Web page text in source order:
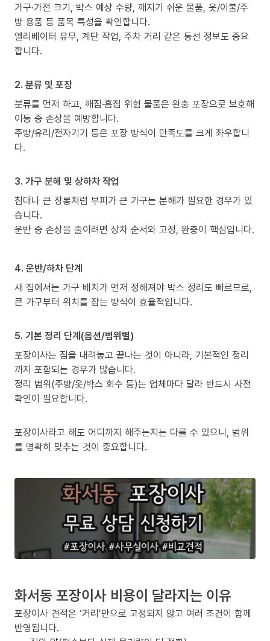
가구·가전 크기, 박스 예상 수량, 깨지기 쉬운 물품, 옷/이불/주
방 용품 등 품목 특성을 확인합니다.
엘리베이터 유무, 계단 작업, 주차 거리 같은 동선 정보도 중요
합니다.
2. 분류 및 포장
분류를 먼저 하고, 깨짐·흠집 위험 물품은 완충 포장으로 보호해
이동 중 손상을 예방합니다.
주방/유리/전자기기 등은 포장 방식이 만족도를 크게 좌우합니
다.
3. 가구 분해 및 상하차 작업
침대나 큰 장롱처럼 부피가 큰 가구는 분해가 필요한 경우가 있
습니다.
운반 중 손상을 줄이려면 상차 순서와 고정, 완충이 핵심입니다.
4. 운반/하차 단계
새 집에서는 가구 배치가 먼저 정해져야 박스 정리도 빠르므로,
큰 가구부터 위치를 잡는 방식이 효율적입니다.
5. 기본 정리 단계(옵션/범위별)
포장이사는 짐을 내려놓고 끝나는 것이 아니라, 기본적인 정리
까지 포함되는 경우가 많습니다.
정리 범위(주방/옷/박스 회수 등)는 업체마다 달라 반드시 사전
확인이 필요합니다.
포장이사라고 해도 어디까지 해주는지는 다를 수 있으니, 범위
를 명확히 맞추는 것이 중요합니다.
화서동 포장이사 비용이 달라지는 이유
포장이사 견적은 ‘거리’만으로 고정되지 않고 여러 조건이 함께
반영됩니다.